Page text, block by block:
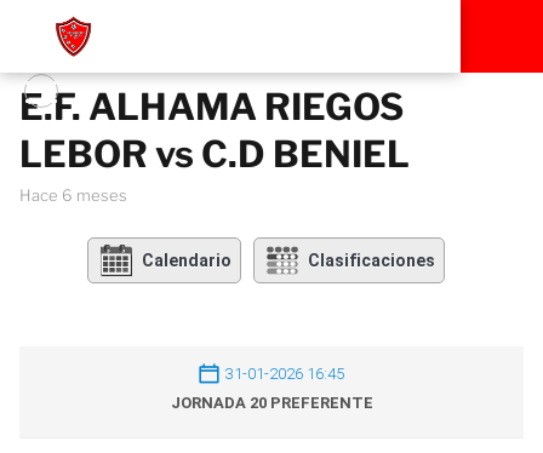
E.F. ALHAMA RIEGOS
LEBOR vs C.D BENIEL
hace 6 meses
Calendario Clasificaciones
31-01-2026 16:45
JORNADA 20 PREFERENTE